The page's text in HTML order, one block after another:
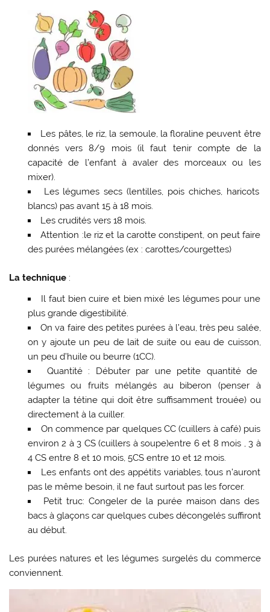
Les pâtes, le riz, la semoule, la floraline peuvent être
donnés vers 8/9 mois (il faut tenir compte de la
capacité de l’enfant à avaler des morceaux ou les
mixer).
Les légumes secs (lentilles, pois chiches, haricots
blancs) pas avant 15 à 18 mois.
Les crudités vers 18 mois.
Attention :le riz et la carotte constipent, on peut faire
des purées mélangées (ex : carottes/courgettes)
La technique :
Il faut bien cuire et bien mixé les légumes pour une
plus grande digestibilité.
On va faire des petites purées à l’eau, très peu salée,
on y ajoute un peu de lait de suite ou eau de cuisson,
un peu d’huile ou beurre (1CC).
Quantité : Débuter par une petite quantité de
légumes ou fruits mélangés au biberon (penser à
adapter la tétine qui doit être suffisamment trouée) ou
directement à la cuiller.
On commence par quelques CC (cuillers à café) puis
environ 2 à 3 CS (cuillers à soupe)entre 6 et 8 mois , 3 à
4 CS entre 8 et 10 mois, 5CS entre 10 et 12 mois.
Les enfants ont des appétits variables, tous n’auront
pas le même besoin, il ne faut surtout pas les forcer.
Petit truc: Congeler de la purée maison dans des
bacs à glaçons car quelques cubes décongelés suffiront
au début.
Les purées natures et les légumes surgelés du commerce
conviennent.